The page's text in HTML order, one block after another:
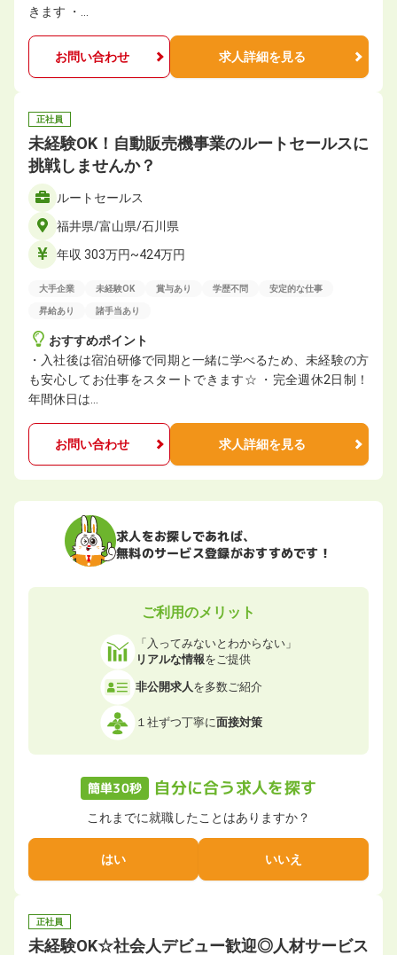
きます ・…
お問い合わせ 求人詳細を見る
正社員
未経験OK！自動販売機事業のルートセールスに
挑戦しませんか？
ルートセールス
福井県/富山県/石川県
年収 303万円~424万円
大手企業 未経験OK 賞与あり 学歴不問 安定的な仕事
昇給あり 諸手当あり
おすすめポイント
・入社後は宿泊研修で同期と一緒に学べるため、未経験の方
も安心してお仕事をスタートできます☆ ・完全週休2日制！
年間休日は…
お問い合わせ 求人詳細を見る
求人をお探しであれば、
無料のサービス登録がおすすめです！
ご利用のメリット
「入ってみないとわからない」
リアルな情報をご提供
非公開求人を多数ご紹介
１社ずつ丁寧に面接対策
簡単30秒 自分に合う求人を探す
これまでに就職したことはありますか？
はい いいえ
正社員
未経験OK☆社会人デビュー歓迎◎人材サービス